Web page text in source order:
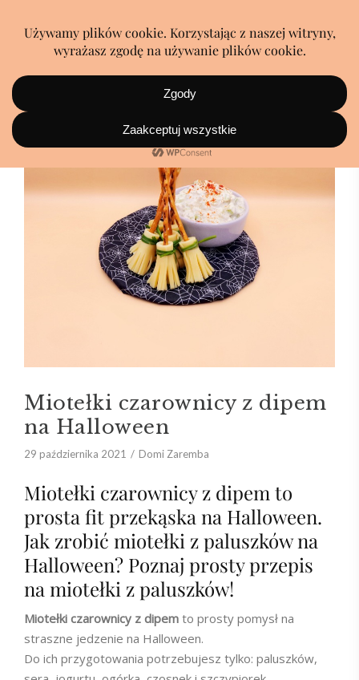
Miotełki czarownicy z dipem
na Halloween
29 października 2021 Domi Zaremba
Miotełki czarownicy z dipem to
prosta fit przekąska na Halloween.
Jak zrobić miotełki z paluszków na
Halloween? Poznaj prosty przepis
na miotełki z paluszków!
Miotełki czarownicy z dipem to prosty pomysł na
straszne jedzenie na Halloween.
Do ich przygotowania potrzebujesz tylko: paluszków,